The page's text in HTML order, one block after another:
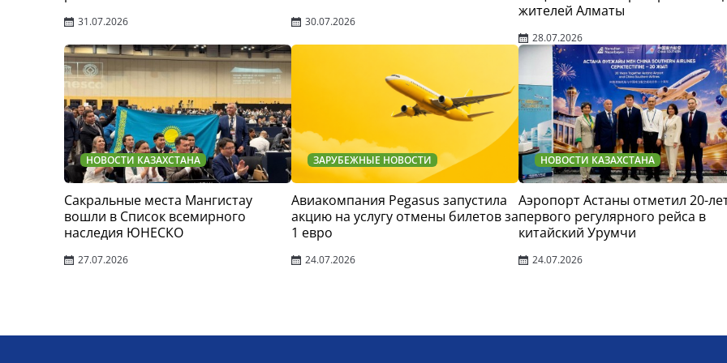
31.07.2026 30.07.2026
жителей Алматы
28.07.2026
НОВОСТИ КАЗАХСТАНА
Сакральные места Мангистау
вошли в Список всемирного
наследия ЮНЕСКО
27.07.2026
ЗАРУБЕЖНЫЕ НОВОСТИ
Авиакомпания Pegasus запустила
акцию на услугу отмены билетов за
1 евро
24.07.2026
НОВОСТИ КАЗАХСТАНА
Аэропорт Астаны отметил 20-
первого регулярного рейса в
китайский Урумчи
24.07.2026